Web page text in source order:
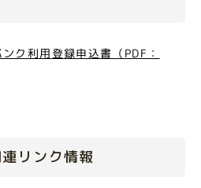
ク利用登録申込書（PDF：
リンク情報